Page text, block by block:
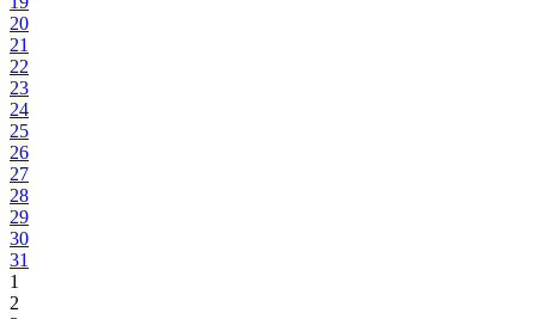
20
21
22
23
24
25
26
27
28
29
30
31
1
2